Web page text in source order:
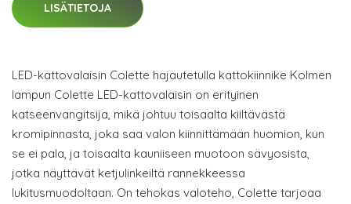
LISÄTIETOJA
LED-kattovalaisin Colette hajautetulla kattokiinnike Kolmen
lampun Colette LED-kattovalaisin on erityinen
katseenvangitsija, mikä johtuu toisaalta kiiltävästä
kromipinnasta, joka saa valon kiinnittämään huomion, kun
se ei pala, ja toisaalta kauniiseen muotoon sävyosista,
jotka näyttävät ketjulinkeiltä rannekkeessa
lukitusmuodoltaan. On tehokas valoteho, Colette tarjoaa